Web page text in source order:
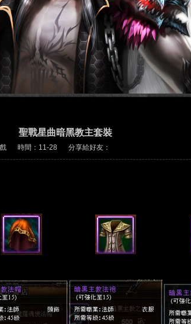
聖戰星曲暗黑教主套裝
時間：11-28 分享給好友：